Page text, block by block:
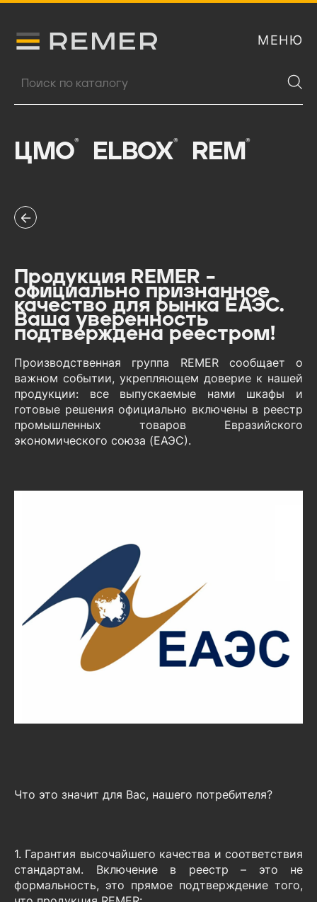
Логитип компании Remer МЕНЮ
Поиск продукции
ЦМО® ELBOX® REM ®
Продукция REMER –
официально признанное
качество для рынка ЕАЭС.
Ваша уверенность
подтверждена реестром!
Производственная группа REMER сообщает о
важном событии, укрепляющем доверие к нашей
продукции: все выпускаемые нами шкафы и
готовые решения официально включены в реестр
промышленных товаров Евразийского
экономического союза (ЕАЭС).
Что это значит для Вас, нашего потребителя?
1. Гарантия высочайшего качества и соответствия
стандартам. Включение в реестр – это не
формальность, это прямое подтверждение того,